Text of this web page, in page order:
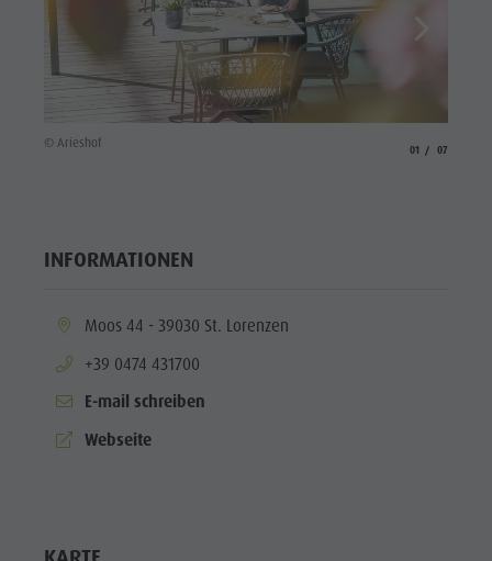
© Arieshof
01 07
INFORMATIONEN
aria.location:
Moos 44 - 39030 St. Lorenzen
aria.phone:
+39 0474 431700
E-mail schreiben
aria.website:
Webseite